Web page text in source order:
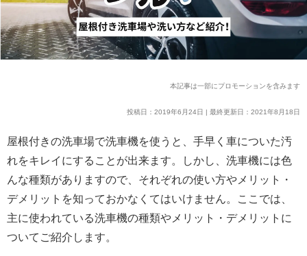
本記事は一部にプロモーションを含みます
投稿日：2019年6月24日 | 最終更新日：2021年8月18日
屋根付きの洗車場で洗車機を使うと、手早く車についた汚
れをキレイにすることが出来ます。しかし、洗車機には色
んな種類がありますので、それぞれの使い方やメリット・
デメリットを知っておかなくてはいけません。ここでは、
主に使われている洗車機の種類やメリット・デメリットに
ついてご紹介します。